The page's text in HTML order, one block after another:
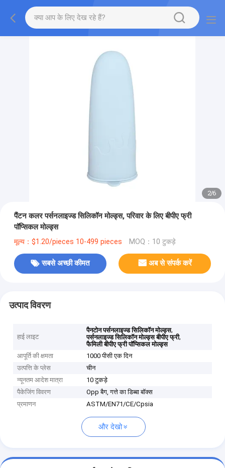
3/6
पैंटन कलर पर्सनलाइज्ड सिलिकॉन मोल्ड्स, परिवार के लिए बीपीए फ्री
पॉप्सिकल मोल्ड्स
मूल्य：$1.20/pieces 10-499 pieces MOQ：10 टुकड़े
सबसे अच्छी कीमत अब से संपर्क करें
उत्पाद विवरण
हाई लाइट
पैनटोन पर्सनलाइज्ड सिलिकॉन मोल्ड्स,
पर्सनलाइज्ड सिलिकॉन मोल्ड्स बीपीए फ्री,
फैमिली बीपीए फ्री पॉप्सिकल मोल्ड्स
आपूर्ति की क्षमता
1000 पीसी एक दिन
उत्पत्ति के प्लेस
चीन
न्यूनतम आदेश मात्रा
10 टुकड़े
पैकेजिंग विवरण
Opp बैग, गत्ते का डिब्बा बॉक्स
प्रमाणन
ASTM/EN71/CE/Cpsia
और देखो